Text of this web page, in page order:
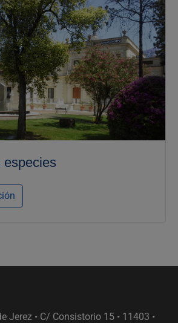
especies
Jerez • C/ Consistorio 15 • 11403 •